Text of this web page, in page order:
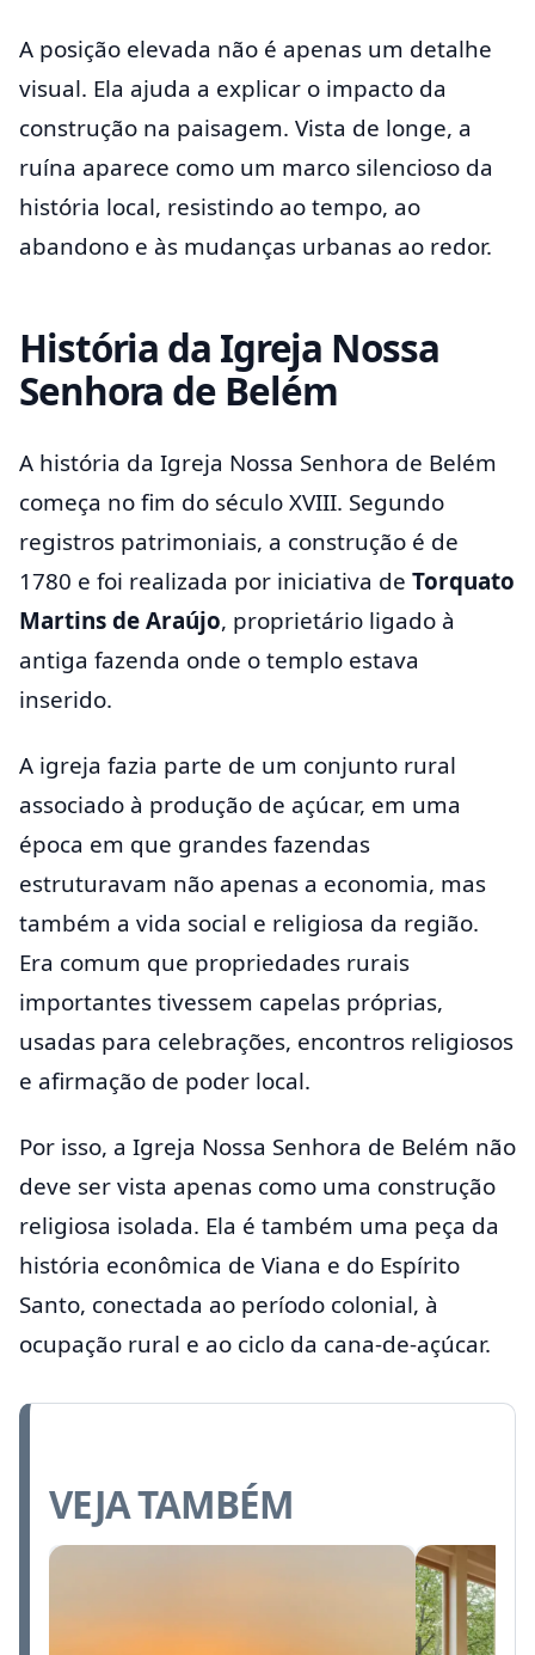
A posição elevada não é apenas um detalhe
visual. Ela ajuda a explicar o impacto da
construção na paisagem. Vista de longe, a
ruína aparece como um marco silencioso da
história local, resistindo ao tempo, ao
abandono e às mudanças urbanas ao redor.
História da Igreja Nossa
Senhora de Belém
A história da Igreja Nossa Senhora de Belém
começa no fim do século XVIII. Segundo
registros patrimoniais, a construção é de
1780 e foi realizada por iniciativa de Torquato
Martins de Araújo, proprietário ligado à
antiga fazenda onde o templo estava
inserido.
A igreja fazia parte de um conjunto rural
associado à produção de açúcar, em uma
época em que grandes fazendas
estruturavam não apenas a economia, mas
também a vida social e religiosa da região.
Era comum que propriedades rurais
importantes tivessem capelas próprias,
usadas para celebrações, encontros religiosos
e afirmação de poder local.
Por isso, a Igreja Nossa Senhora de Belém não
deve ser vista apenas como uma construção
religiosa isolada. Ela é também uma peça da
história econômica de Viana e do Espírito
Santo, conectada ao período colonial, à
ocupação rural e ao ciclo da cana-de-açúcar.
VEJA TAMBÉM